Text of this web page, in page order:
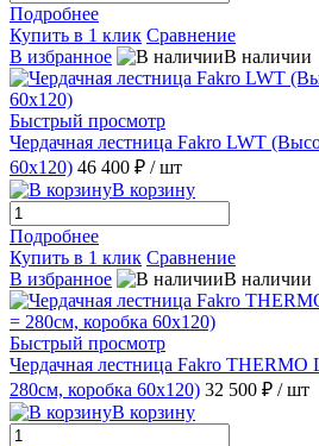
Подробнее
Купить в 1 клик Сравнение
В избранное
В наличии
Быстрый просмотр
Чердачная лестница Fakro LWT
60х120) 46 400 ₽ / шт
В корзину
Подробнее
Купить в 1 клик Сравнение
В избранное
В наличии
Быстрый просмотр
Чердачная лестница Fakro THERMO
280см, коробка 60х120) 32 500 ₽ / шт
В корзину